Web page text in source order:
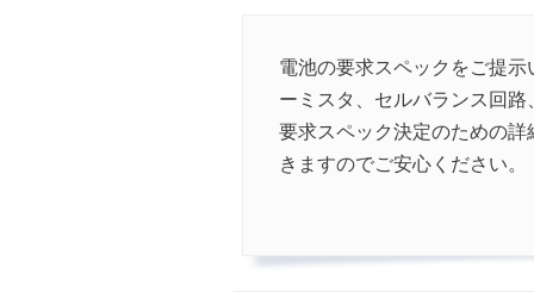
電池の要求スペックをご提
ーミスタ、セルバランス回
要求スペック決定のための
きますのでご安心ください。